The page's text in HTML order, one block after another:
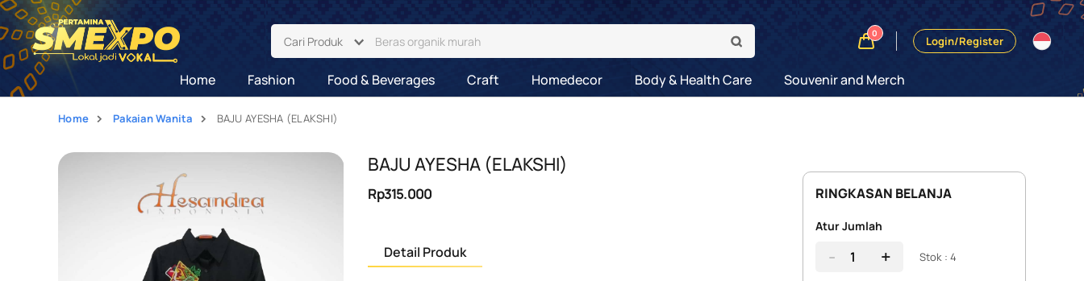
Cari Produk
0
Login/Register
Home Fashion Food & Beverages Craft Homedecor Body & Health Care Souvenir and Merch
Home Pakaian Wanita BAJU AYESHA (ELAKSHI)
BAJU AYESHA (ELAKSHI)
Rp315.000
Detail Produk
RINGKASAN BELANJA
Atur Jumlah
- + Stok : 4